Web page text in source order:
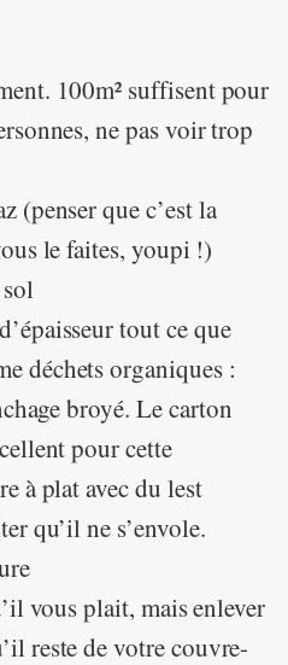
100m² suffisent pour
ne pas voir trop
(penser que c’est la
le faites, youpi !)
tout ce que
déchets organiques :
broyé. Le carton
pour cette
à plat avec du lest
qu’il ne s’envole.
vous plait, mais enlever
reste de votre couvre-